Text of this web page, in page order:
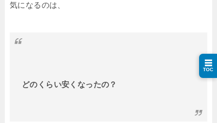
気になるのは、
どのくらい安くなったの？
☰
TOC